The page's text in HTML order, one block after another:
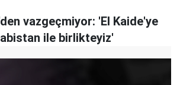
vazgeçmiyor: 'El Kaide'ye
ile birlikteyiz'